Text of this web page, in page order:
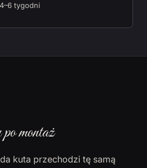
tygodni
montaż
kuta przechodzi tę samą